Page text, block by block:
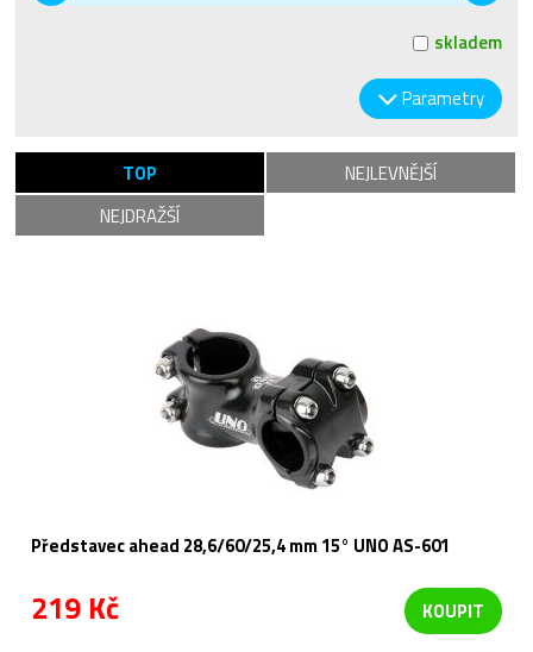
skladem
Parametry
TOP
NEJLEVNĚJŠÍ
NEJDRAŽŠÍ
Představec ahead 28,6/60/25,4 mm 15° UNO AS-601
219 Kč KOUPIT